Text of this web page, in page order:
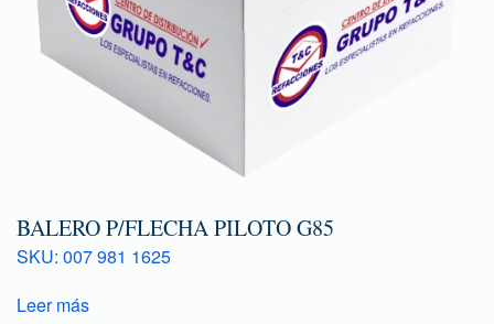
BALERO P/FLECHA PILOTO G85
SKU: 007 981 1625
Leer más